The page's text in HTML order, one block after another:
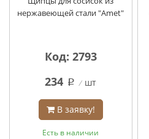
нержавеющей стали "Amet"
Код: 2793
234 q шт
В заявку!
Есть в наличии